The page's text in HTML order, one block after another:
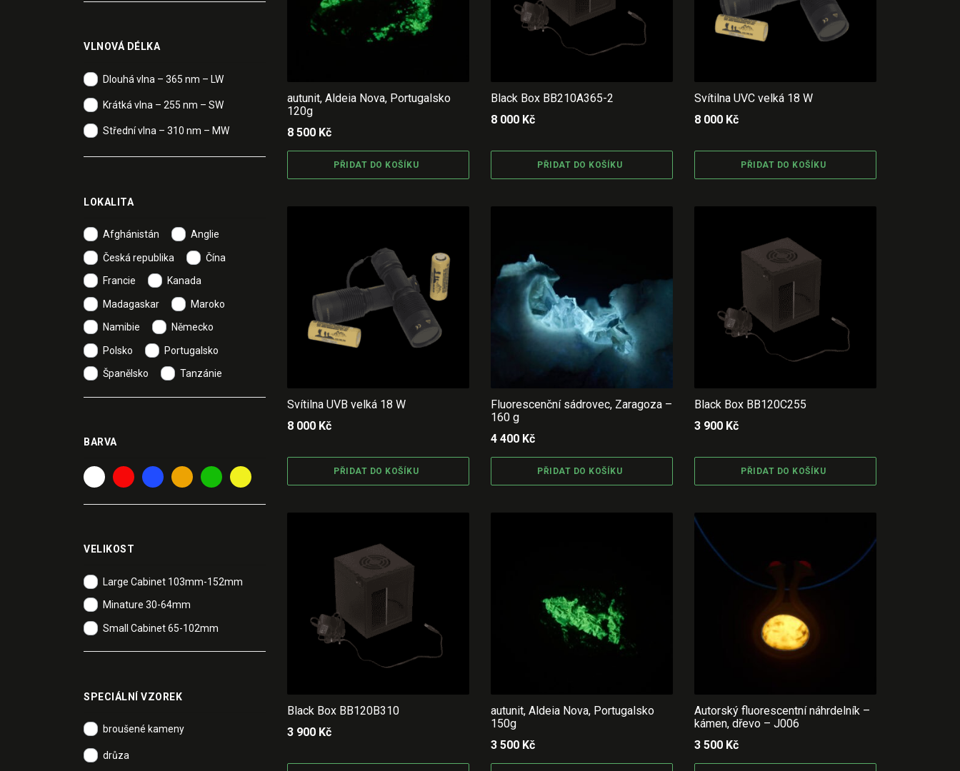
autunit, Aldeia Nova, Portugalsko
120g
8 500 Kč
PŘIDAT DO KOŠÍKU
Black Box BB210A365-2
8 000 Kč
PŘIDAT DO KOŠÍKU
Svítilna UVC velká 18 W
8 000 Kč
PŘIDAT DO KOŠÍKU
Svítilna UVB velká 18 W
8 000 Kč
PŘIDAT DO KOŠÍKU
Fluorescenční sádrovec, Zaragoza –
160 g
4 400 Kč
PŘIDAT DO KOŠÍKU
Black Box BB120C255
3 900 Kč
PŘIDAT DO KOŠÍKU
Black Box BB120B310
3 900 Kč
autunit, Aldeia Nova, Portugalsko
150g
3 500 Kč
Autorský fluorescentní náhrdelník –
kámen, dřevo – J006
3 500 Kč
VLNOVÁ DÉLKA
Dlouhá vlna – 365 nm – LW
Krátká vlna – 255 nm – SW
Střední vlna – 310 nm – MW
LOKALITA
Afghánistán Anglie
Česká republika Čína
Francie Kanada
Madagaskar Maroko
Namibie Německo
Polsko Portugalsko
Španělsko Tanzánie
BARVA
bila cervenamodra oranzovazelena zluta
VELIKOST
Large Cabinet 103mm-152mm
Minature 30-64mm
Small Cabinet 65-102mm
SPECIÁLNÍ VZOREK
broušené kameny
drůza